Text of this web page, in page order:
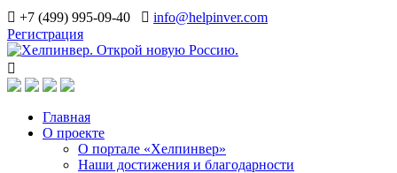
+7 (499) 995-09-40
info@helpinver.com
Регистрация
Главная
О проекте
О портале «Хелпинвер»
Наши достижения и благодарности